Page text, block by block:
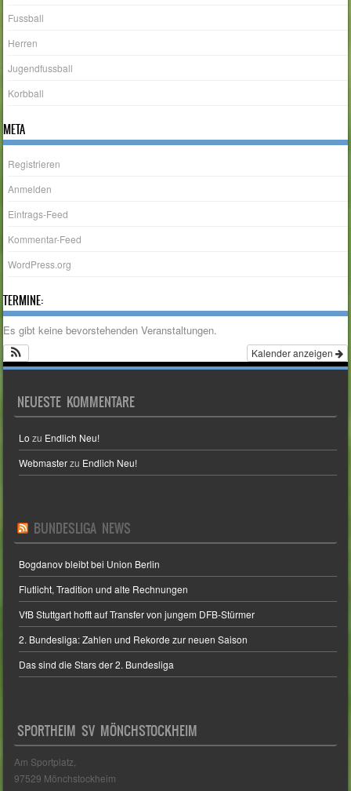
Fussball
Herren
Jugendfussball
Korbball
META
Registrieren
Anmelden
Eintrags-Feed
Kommentar-Feed
WordPress.org
TERMINE:
Es gibt keine bevorstehenden Veranstaltungen.
Kalender anzeigen
NEUESTE KOMMENTARE
Lo zu Endlich Neu!
Webmasterzu Endlich Neu!
BUNDESLIGA NEWS
Bogdanov bleibt bei Union Berlin
Flutlicht, Tradition und alte Rechnungen
VfB Stuttgart hofft auf Transfer von jungem DFB-Stürmer
2. Bundesliga: Zahlen und Rekorde zur neuen Saison
Das sind die Stars der 2. Bundesliga
SPORTHEIM SV MÖNCHSTOCKHEIM
Am Sportplatz,
97529 Mönchstockheim